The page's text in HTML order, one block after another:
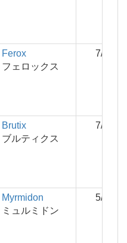
Ferox
フェロックス
7/6/4
Brutix
ブルティクス
7/4/6
Myrmidon
ミュルミドン
5/5/6